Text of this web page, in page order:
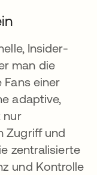
Insider-
man die
einer
adaptive,
nur
Zugriff und
zentralisierte
und Kontrolle